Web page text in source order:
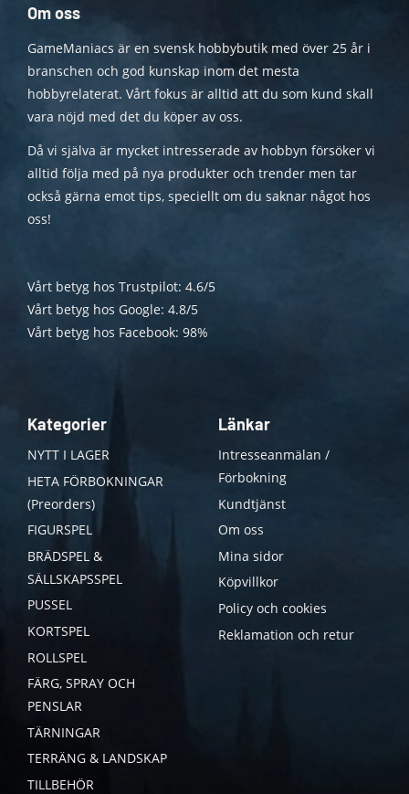
Om oss
GameManiacs är en svensk hobbybutik med över 25 år i
branschen och god kunskap inom det mesta
hobbyrelaterat. Vårt fokus är alltid att du som kund skall
vara nöjd med det du köper av oss.
Då vi själva är mycket intresserade av hobbyn försöker vi
alltid följa med på nya produkter och trender men tar
också gärna emot tips, speciellt om du saknar något hos
oss!
Vårt betyg hos Trustpilot: 4.6/5
Vårt betyg hos Google: 4.8/5
Vårt betyg hos Facebook: 98%
Kategorier
NYTT I LAGER
HETA FÖRBOKNINGAR
(Preorders)
FIGURSPEL
BRÄDSPEL &
SÄLLSKAPSSPEL
PUSSEL
KORTSPEL
ROLLSPEL
FÄRG, SPRAY OCH
PENSLAR
TÄRNINGAR
TERRÄNG & LANDSKAP
TILLBEHÖR
Länkar
Intresseanmälan /
Förbokning
Kundtjänst
Om oss
Mina sidor
Köpvillkor
Policy och cookies
Reklamation och retur